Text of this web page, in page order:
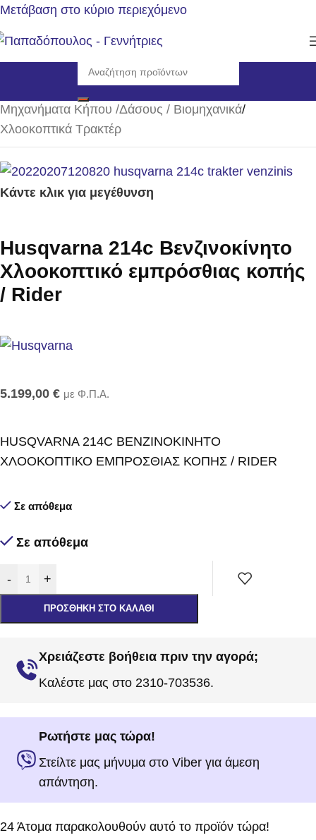
Μετάβαση στο κύριο περιεχόμενο
Αρχική σελίδα/
Μηχανήματα Κήπου /Δάσους / Βιομηχανικά/
Χλοοκοπτικά Τρακτέρ
Κάντε κλικ για μεγέθυνση
Husqvarna 214c Βενζινοκίνητο
Χλοοκοπτικό εμπρόσθιας κοπής
/ Rider
5.199,00 € με Φ.Π.Α.
HUSQVARNA 214C ΒΕΝΖΙΝΟΚΙΝΗΤΟ
ΧΛΟΟΚΟΠΤΙΚΟ ΕΜΠΡΟΣΘΙΑΣ ΚΟΠΗΣ / RIDER
Σε απόθεμα
Σε απόθεμα
- +
ΠΡΟΣΘΉΚΗ ΣΤΟ ΚΑΛΆΘΙ
Χρειάζεστε βοήθεια πριν την αγορά;
Καλέστε μας στο 2310-703536.
Ρωτήστε μας τώρα!
Στείλτε μας μήνυμα στο Viber για άμεση
απάντηση.
24 Άτομα παρακολουθούν αυτό το προϊόν τώρα!